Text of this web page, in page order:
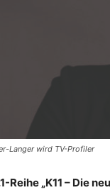
Langer wird TV-Profiler
Reihe „K11 – Die